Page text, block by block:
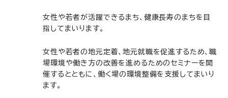
女性や若者が活躍できるまち、健康長寿のまちを目
指してまいります。
女性や若者の地元定着、地元就職を促進するため、職
場環境や働き方の改善を進めるためのセミナーを開
催するとともに、働く場の環境整備を支援してまいり
ます。